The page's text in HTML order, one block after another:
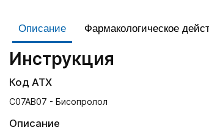
Описание Фармакологическое
Инструкция
Код АТХ
C07AB07 - Бисопролол
Описание